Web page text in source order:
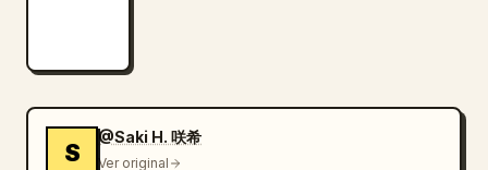
S
@Saki H. 咲希
Ver original